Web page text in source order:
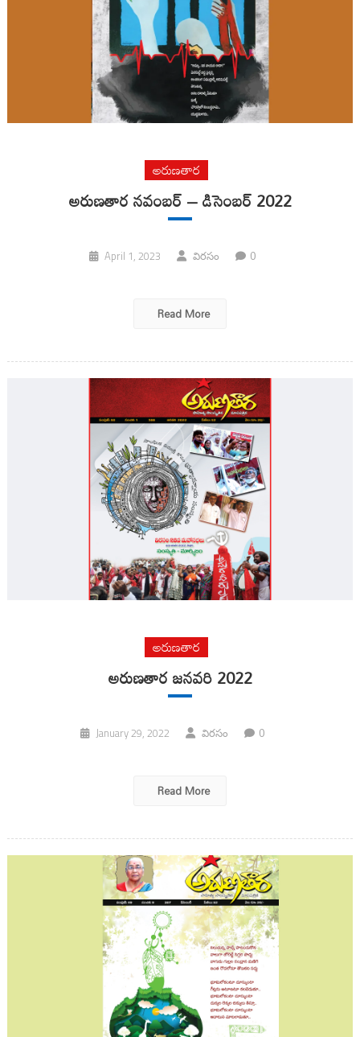
అరుణతార
అరుణతార నవంబర్ – డిసెంబర్ 2022
April 1, 2023 విరసం 0
Read More
అరుణతార
అరుణతార జనవరి 2022
January 29, 2022 విరసం 0
Read More